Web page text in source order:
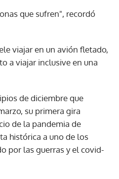
que sufren", recordó
viajar en un avión fletado,
a viajar inclusive en una
de diciembre que
su primera gira
de la pandemia de
histórica a uno de los
por las guerras y el covid-